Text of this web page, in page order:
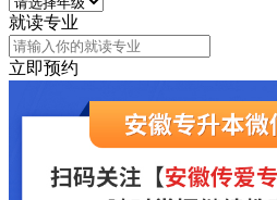
就读专业
立即预约